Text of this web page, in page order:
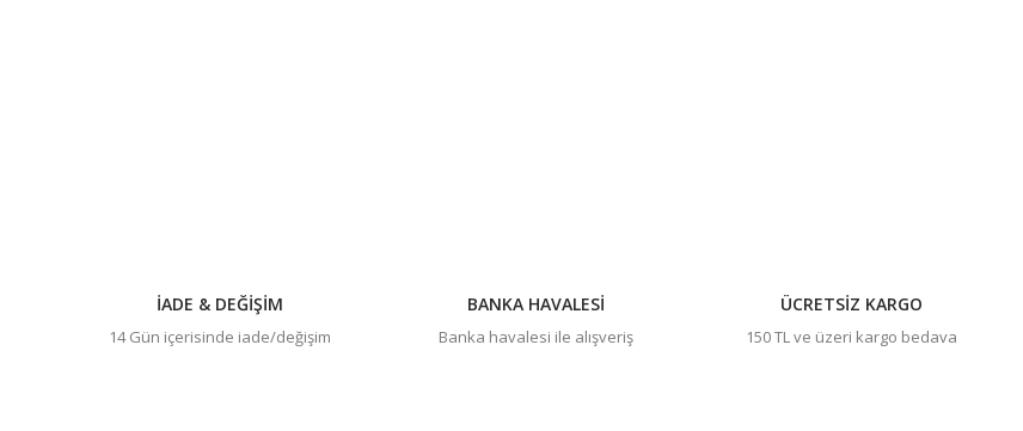
İADE & DEĞİŞİM
14 Gün içerisinde iade/değişim
BANKA HAVALESİ
Banka havalesi ile alışveriş
ÜCRETSİZ KARGO
150 TL ve üzeri kargo bedava